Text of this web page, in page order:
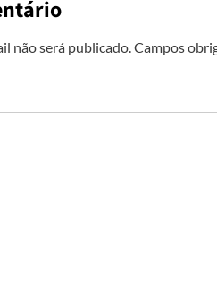
não será publicado. Campos